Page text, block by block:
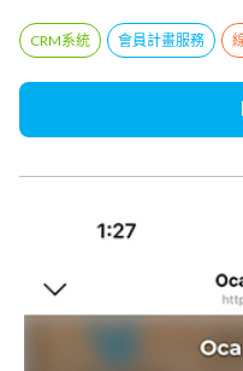
CRM系統 會員計畫服務